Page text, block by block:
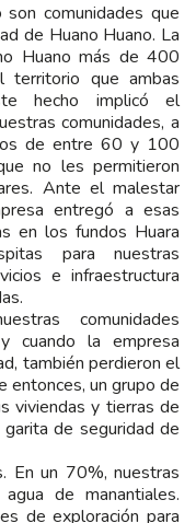
son comunidades que
de Huano Huano. La
Huano más de 400
territorio que ambas
hecho implicó el
comunidades, a
de entre 60 y 100
no les permitieron
Ante el malestar
entregó a esas
en los fundos Huara
para nuestras
e infraestructura
comunidades
cuando la empresa
también perdieron el
entonces, un grupo de
viviendas y tierras de
de seguridad de
En un 70%, nuestras
de manantiales.
de exploración para